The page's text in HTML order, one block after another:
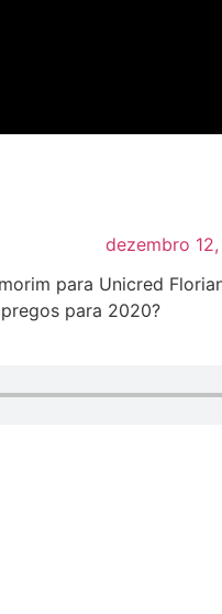
dezembro
para Unicred
para 2020?